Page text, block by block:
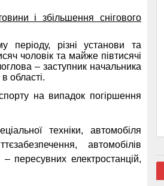
і збільшення снігового
періоду, різні установи та
чоловік та майже півтисячі
– заступник начальника
області.
на випадок погіршення
техніки, автомобіля
автомобілів
пересувних електростанцій,